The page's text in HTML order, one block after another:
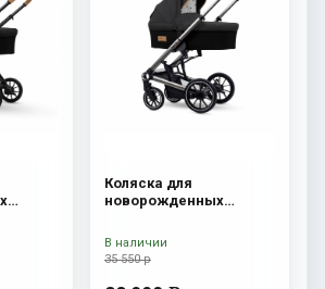
Коляска для
новорожденных
35 550 р
В наличии